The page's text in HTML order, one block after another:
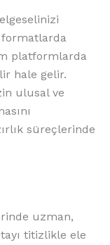
platformlarda
hale gelir.
ulusal ve
süreçlerinde
uzman,
titizlikle ele